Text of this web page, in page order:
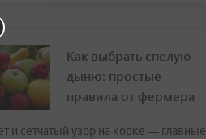
Как выбрать спелую
дыню: простые
правила от фермера
и сетчатый узор на корке — главные